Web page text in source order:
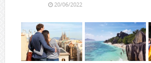
20/06/2022